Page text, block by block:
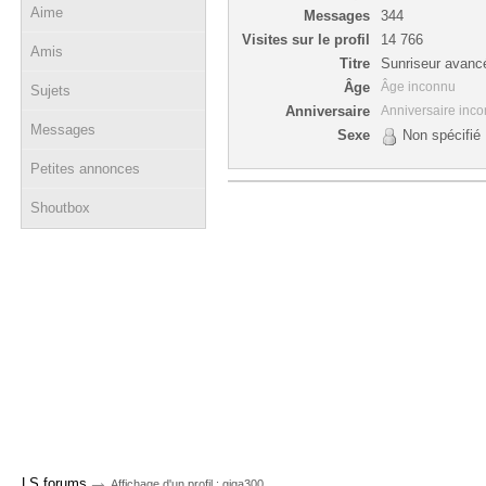
Aime
Amis
Sujets
Messages
Petites annonces
Shoutbox
Messages
344
Visites sur le profil
14 766
Titre
Sunriseur
Âge
Âge inconnu
Anniversaire Anniversaire
Sexe Non spécifié